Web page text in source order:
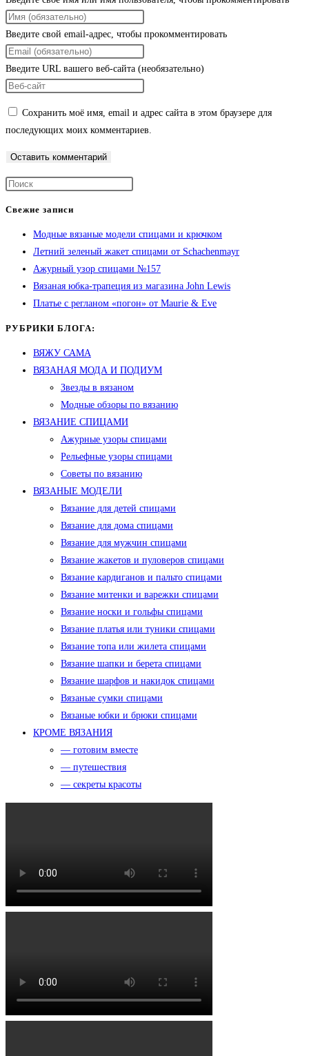
Введите свой email-адрес, чтобы прокомментировать
Введите URL вашего веб-сайта (необязательно)
Сохранить моё имя, email и адрес сайта в этом браузере для
последующих моих комментариев.
Свежие записи
Модные вязаные модели спицами и крючком
Летний зеленый жакет спицами от Schachenmayr
Ажурный узор спицами №157
Вязаная юбка-трапеция из магазина John Lewis
Платье с регланом «погон» от Maurie & Eve
РУБРИКИ БЛОГА:
ВЯЖУ САМА
ВЯЗАНАЯ МОДА И ПОДИУМ
Звезды в вязаном
Модные обзоры по вязанию
ВЯЗАНИЕ СПИЦАМИ
Ажурные узоры спицами
Рельефные узоры спицами
Советы по вязанию
ВЯЗАНЫЕ МОДЕЛИ
Вязание для детей спицами
Вязание для дома спицами
Вязание для мужчин спицами
Вязание жакетов и пуловеров спицами
Вязание кардиганов и пальто спицами
Вязание митенки и варежки спицами
Вязание носки и гольфы спицами
Вязание платья или туники спицами
Вязание топа или жилета спицами
Вязание шапки и берета спицами
Вязание шарфов и накидок спицами
Вязаные сумки спицами
Вязаные юбки и брюки спицами
КРОМЕ ВЯЗАНИЯ
— готовим вместе
— путешествия
— секреты красоты